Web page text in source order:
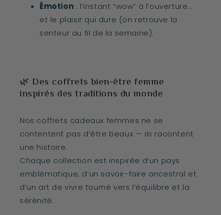
Émotion : l’instant “wow” à l’ouverture…
et le plaisir qui dure (on retrouve la
senteur au fil de la semaine).
🌿 Des coffrets bien-être femme
inspirés des traditions du monde
Nos coffrets cadeaux femmes ne se
contentent pas d’être beaux — ils racontent
une histoire.
Chaque collection est inspirée d’un pays
emblématique, d’un savoir-faire ancestral et
d’un art de vivre tourné vers l’équilibre et la
sérénité.